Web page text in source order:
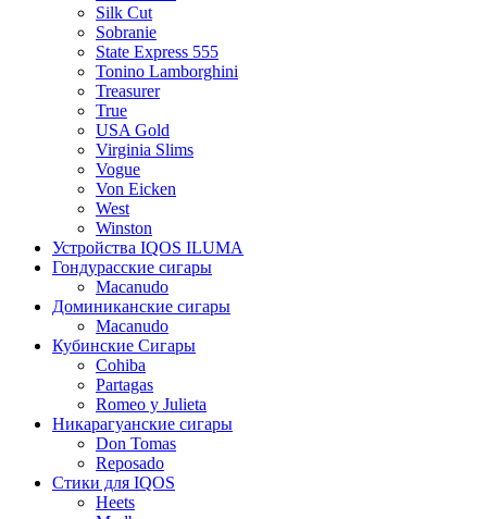
Silk Cut
Sobranie
State Express 555
Tonino Lamborghini
Treasurer
True
USA Gold
Virginia Slims
Vogue
Von Eicken
West
Winston
Устройства IQOS ILUMA
Гондурасские сигары
Macanudo
Доминиканские сигары
Macanudo
Кубинские Сигары
Cohiba
Partagas
Romeo y Julieta
Никарагуанские сигары
Don Tomas
Reposado
Стики для IQOS
Heets